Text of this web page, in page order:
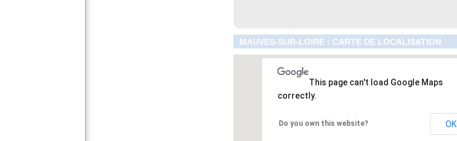
MAUVES-SUR-LOIRE : CARTE DE LOCALISATION
This page can't load Google Maps
correctly.
Do you own this website? OK